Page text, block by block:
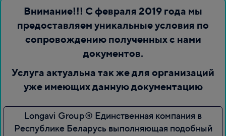
Внимание!!! С февраля 2019 года мы
предоставляем уникальные условия по
сопровождению полученных с нами
документов.
Услуга актуальна так же для организаций
уже имеющих данную документацию
Longavi Group® Единственная компания в
Республике Беларусь выполняющая подобный